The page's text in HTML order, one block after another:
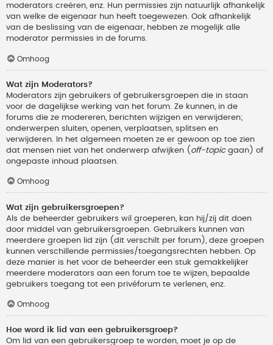
moderators creëren, enz. Hun permissies zijn natuurlijk afhankelijk
van welke de eigenaar hun heeft toegewezen. Ook afhankelijk
van de beslissing van de eigenaar, hebben ze mogelijk alle
moderator permissies in de forums.
Omhoog
Wat zijn Moderators?
Moderators zijn gebruikers of gebruikersgroepen die in staan
voor de dagelijkse werking van het forum. Ze kunnen, in de
forums die ze modereren, berichten wijzigen en verwijderen;
onderwerpen sluiten, openen, verplaatsen, splitsen en
verwijderen. In het algemeen moeten ze er gewoon op toe zien
dat mensen niet van het onderwerp afwijken ( off-topicgaan) of
ongepaste inhoud plaatsen.
Omhoog
Wat zijn gebruikersgroepen?
Als de beheerder gebruikers wil groeperen, kan hij/zij dit doen
door middel van gebruikersgroepen. Gebruikers kunnen van
meerdere groepen lid zijn (dit verschilt per forum), deze groepen
kunnen verschillende permissies/toegangsrechten hebben. Op
deze manier is het voor de beheerder een stuk gemakkelijker
meerdere moderators aan een forum toe te wijzen, bepaalde
gebruikers toegang tot een privéforum te verlenen, enz.
Omhoog
Hoe word ik lid van een gebruikersgroep?
Om lid van een gebruikersgroep te worden, moet je op de